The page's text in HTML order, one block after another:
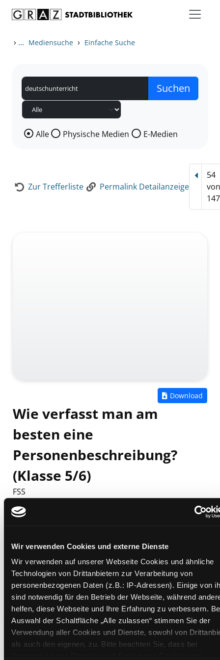
Wir verwenden Cookies und externe Dienste
Wir verwenden auf unserer Webseite Cookies und ähnliche
Technologien von Drittanbietern zur Verarbeitung von
personenbezogenen Daten (z.B.: IP-Adressen). Einige von
sind notwendig für den Betrieb der Webseite, während
helfen, diese Webseite und Ihre Erfahrung zu verbessern.
Auswahl der Schaltfläche „Alle zulassen“ stimmen Sie der
Verwendung aller Cookies und Dienste, sowohl von
als auch den eigenen, zu. Bitte beachten Sie, dass bei
› ... Mediensuche › Einfache Suche
Wählen Sie die Medienart nach der Sie suchen wollen.
Alle Physische Medien E-Medien
Zur Trefferliste Permalink Detailanzeige
54
von
Wie verfasst man am
besten eine
Personenbeschreibung?
(Klasse 5/6)
FSS
Suche nach diesem Verfasser
Mehr Informationen ein-/ausblenden
Download
Exemplare
Zweigstelle:Bibliothek digital
Signatur:
Standort 2: